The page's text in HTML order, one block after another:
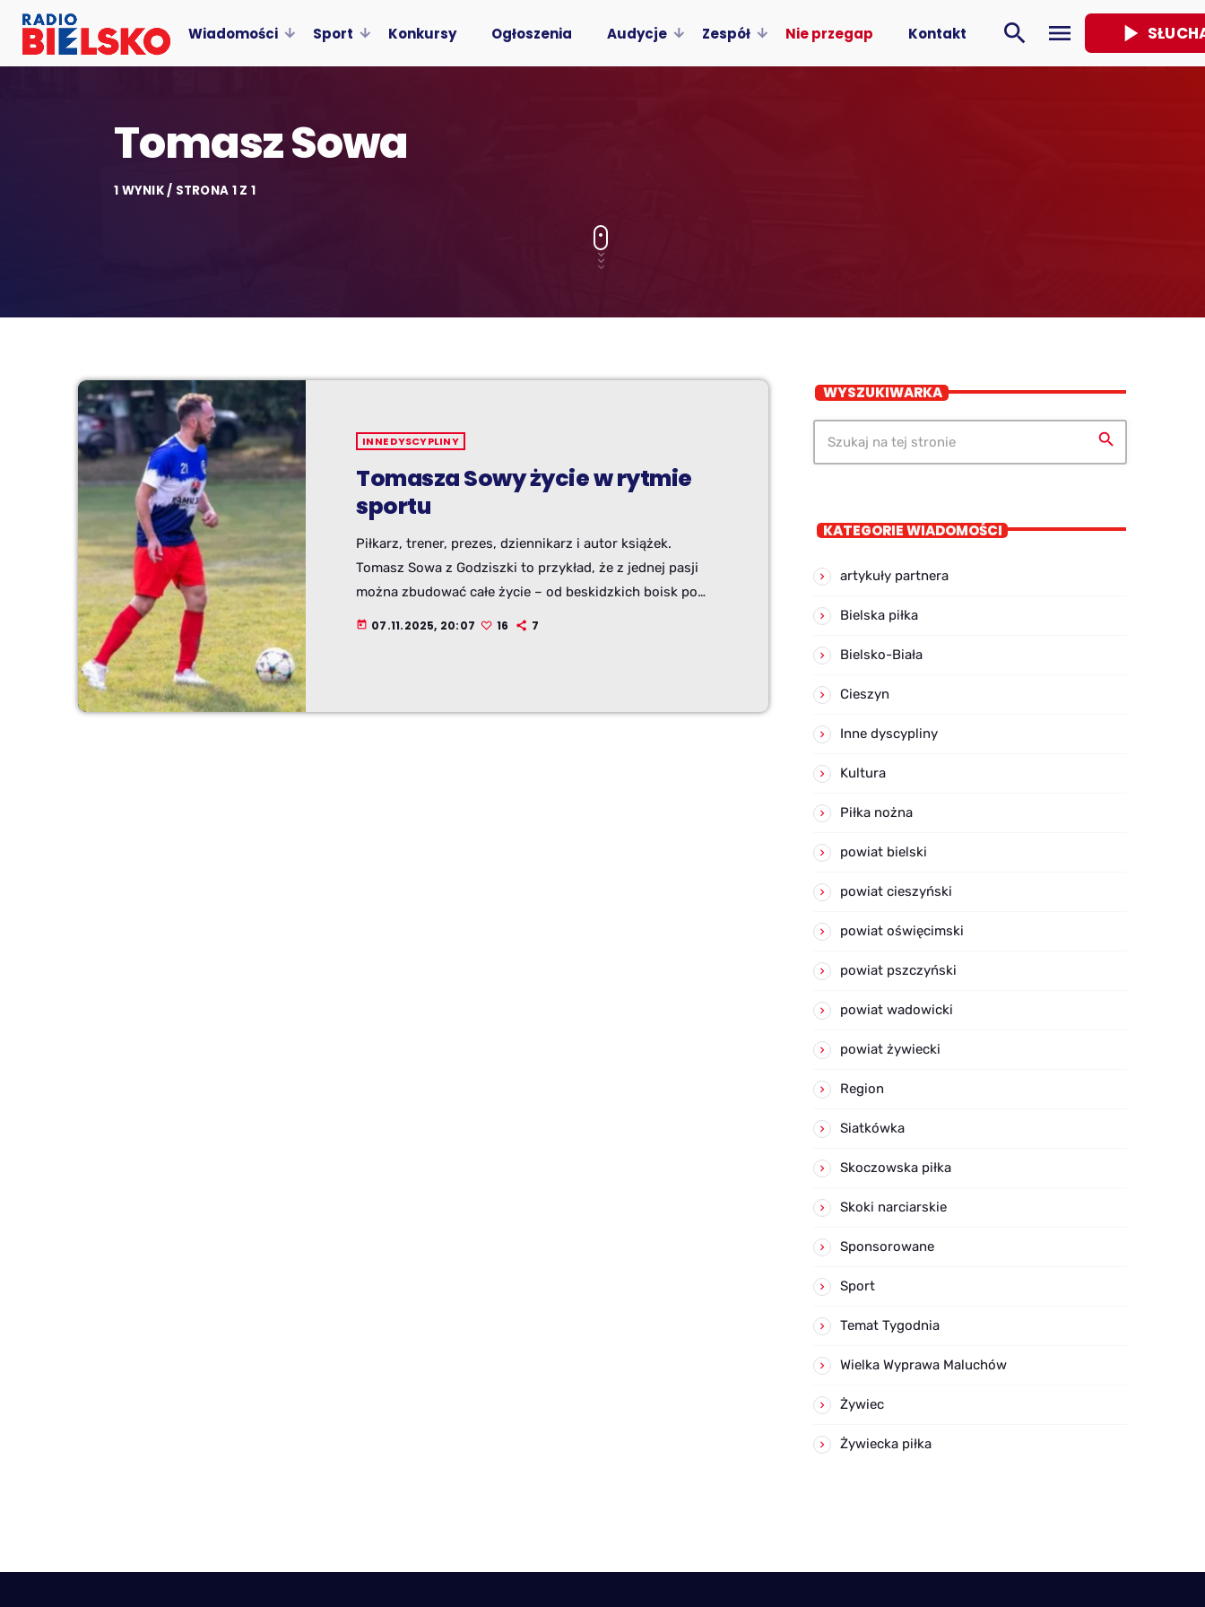
Wiadomości Sport Konkursy Ogłoszenia Audycje Zespół Nie przegap Kontakt search menu play_arrow
Tomasz Sowa
1 WYNIK / STRONA 1 Z 1
INNE DYSCYPLINY
Tomasza Sowy życie w rytmie
sportu
Piłkarz, trener, prezes, dziennikarz i autor książek.
Tomasz Sowa z Godziszki to przykład, że z jednej pasji
można zbudować całe życie – od beskidzkich boisk po
ogólnopolskie redakcje i wydawnictwa. Zapraszamy w
today 07.11.2025, 20:07 16 7
WYSZUKIWARKA
search
KATEGORIE WIADOMOŚCI
artykuły partnera
Bielska piłka
Bielsko-Biała
Cieszyn
Inne dyscypliny
Kultura
Piłka nożna
powiat bielski
powiat cieszyński
powiat oświęcimski
powiat pszczyński
powiat wadowicki
powiat żywiecki
Region
Siatkówka
Skoczowska piłka
Skoki narciarskie
Sponsorowane
Sport
Temat Tygodnia
Wielka Wyprawa Maluchów
Żywiec
Żywiecka piłka